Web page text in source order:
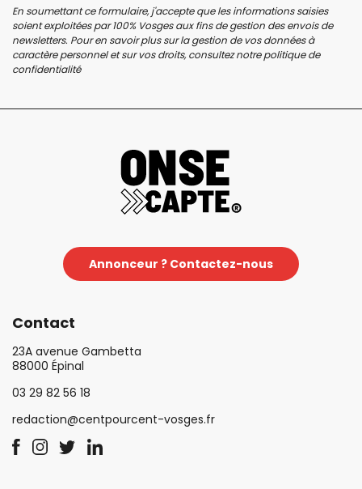
En soumettant ce formulaire, j'accepte que les informations saisies
soient exploitées par 100% Vosges aux fins de gestion des envois de
newsletters. Pour en savoir plus sur la gestion de vos données à
caractère personnel et sur vos droits, consultez notrepolitique de
confidentialité
Annonceur ? Contactez-nous
Contact
23A avenue Gambetta
88000 Épinal
03 29 82 56 18
redaction@centpourcent-vosges.fr